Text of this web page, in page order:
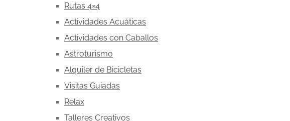
Rutas 4×4
Actividades Acuáticas
Actividades con Caballos
Astroturismo
Alquiler de Bicicletas
Visitas Guiadas
Relax
Talleres Creativos